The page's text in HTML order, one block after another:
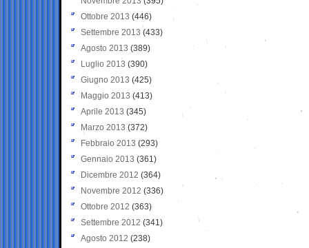
Ottobre 2013 (446)
Settembre 2013 (433)
Agosto 2013 (389)
Luglio 2013 (390)
Giugno 2013 (425)
Maggio 2013 (413)
Aprile 2013 (345)
Marzo 2013 (372)
Febbraio 2013 (293)
Gennaio 2013 (361)
Dicembre 2012 (364)
Novembre 2012 (336)
Ottobre 2012 (363)
Settembre 2012 (341)
Agosto 2012 (238)